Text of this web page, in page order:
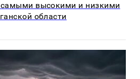
высокими и низкими
области